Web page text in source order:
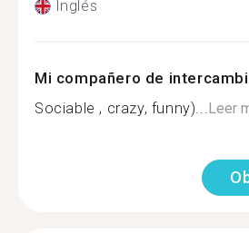
Inglés
Mi compañero de
Sociable , crazy, funny)...Leer